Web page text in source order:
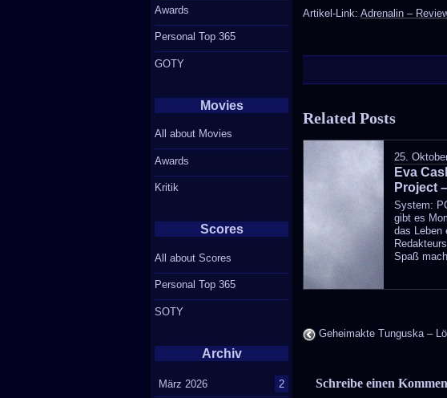
Artikel-Link:Adrenalin –
Related Posts
25.
Eva
Project
System:
gibt es
das Leben
Spaß
Geheimakte Tunguska –
Schreibe einen
Awards
Personal Top 365
GOTY
Movies
All about Movies
Awards
Kritik
Scores
All about Scores
Personal Top 365
SOTY
Archiv
März 2026 2